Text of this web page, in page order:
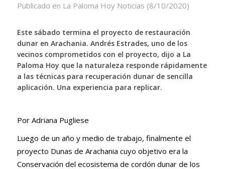
Publicado en La Paloma Hoy Noticias (8/10/2020)
Este sábado termina el proyecto de restauración
dunar en Arachania. Andrés Estrades, uno de los
vecinos comprometidos con el proyecto, dijo a La
Paloma Hoy que la naturaleza responde rápidamente
a las técnicas para recuperación dunar de sencilla
aplicación. Una experiencia para replicar.
Por Adriana Pugliese
Luego de un año y medio de trabajo, finalmente el
proyecto Dunas de Arachania cuyo objetivo era la
Conservación del ecosistema de cordón dunar de los